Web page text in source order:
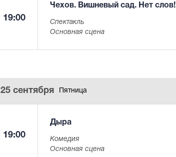
19:00
Чехов. Вишневый сад. Нет слов!
Спектакль
Основная сцена
25 сентября Пятница
19:00
Дыра
Комедия
Основная сцена